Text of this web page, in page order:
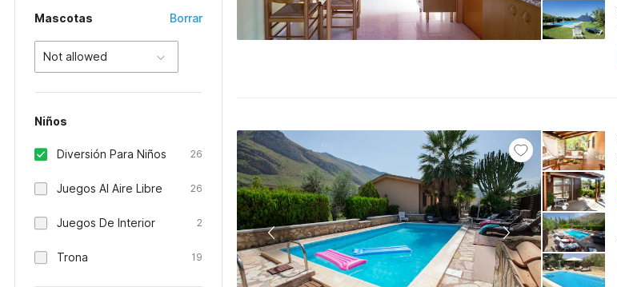
Mascotas Borrar
Not allowed
Niños
Diversión Para Niños 26
Juegos Al Aire Libre 26
Juegos De Interior 2
Trona 19